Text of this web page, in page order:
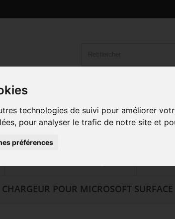
technologies de suivi pour améliorer
pour analyser le trafic de notre site et
préférences
PORTABLE CONTACTEZ-NOUS
CHARGEUR POUR MICROSOFT SURFACE